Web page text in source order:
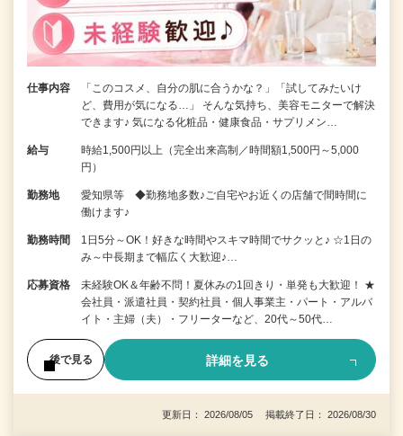
仕事内容
「このコスメ、自分の肌に合うかな？」「試してみたいけ
ど、費用が気になる…」 そんな気持ち、美容モニターで解決
できます♪ 気になる化粧品・健康食品・サプリメン…
給与
時給1,500円以上（完全出来高制／時間額1,500円～5,000
円）
勤務地
愛知県等 ◆勤務地多数♪ご自宅やお近くの店舗で間時間に
働けます♪
勤務時間
1日5分～OK！好きな時間やスキマ時間でサクッと♪ ☆1日の
み～中長期まで幅広く大歓迎♪…
応募資格
未経験OK＆年齢不問！夏休みの1回きり・単発も大歓迎！ ★
会社員・派遣社員・契約社員・個人事業主・パート・アルバ
イト・主婦（夫）・フリーターなど、20代～50代…
後で見る 詳細を見る
更新日： 2026/08/05 掲載終了日： 2026/08/30